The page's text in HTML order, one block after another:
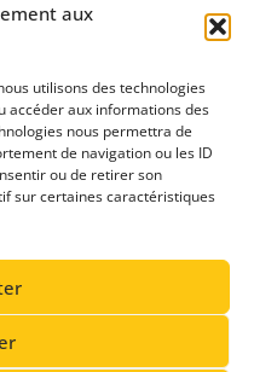
aux
utilisons des technologies
accéder aux informations des
nous permettra de
de navigation ou les ID
ou de retirer son
sur certaines caractéristiques
avec